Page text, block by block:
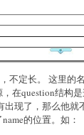
不定长。 这里的
在question结构
出现了，那么他
的位置。如：